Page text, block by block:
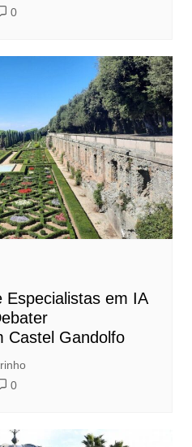
0
Especialistas em IA
Castel Gandolfo
0